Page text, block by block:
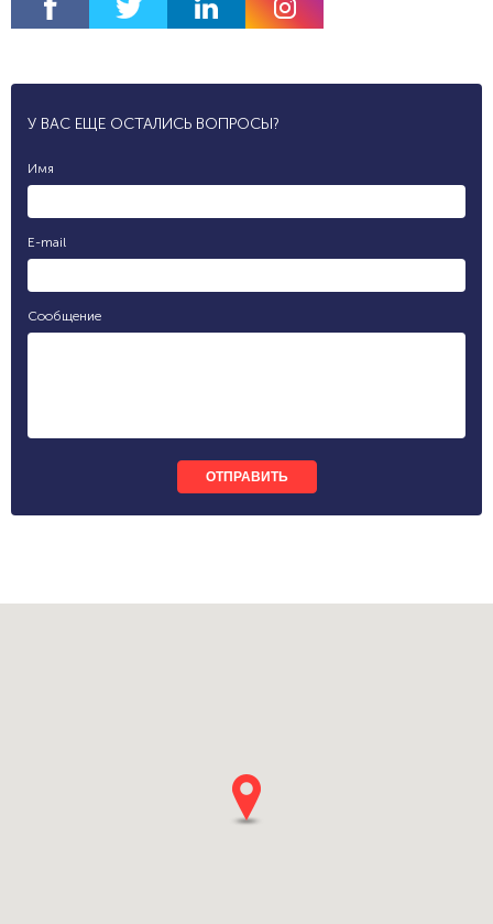
У ВАС ЕЩЕ ОСТАЛИСЬ ВОПРОСЫ?
Имя
E-mail
Сообщение
ОТПРАВИТЬ